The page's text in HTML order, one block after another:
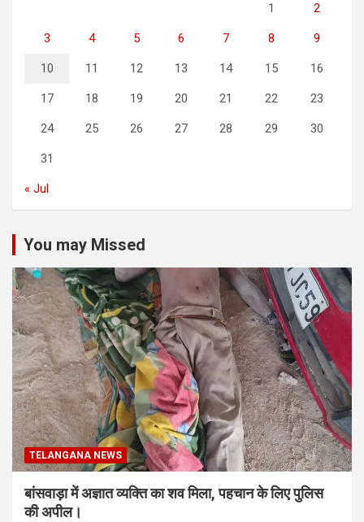
1 2
3 4 5 6 7 8 9
10 11 12 13 14 15 16
17 18 19 20 21 22 23
24 25 26 27 28 29 30
31
« Jul
You may Missed
TELANGANA NEWS
बांसवाड़ा में अज्ञात व्यक्ति का शव मिला, पहचान के लिए पुलिस
की अपील।